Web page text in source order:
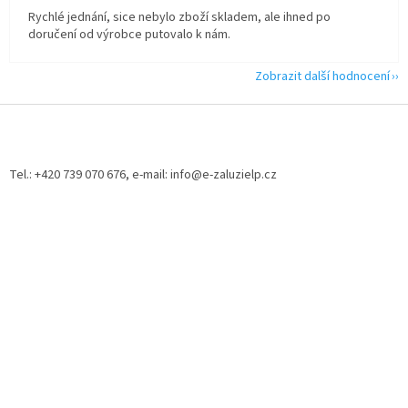
Rychlé jednání, sice nebylo zboží skladem, ale ihned po
doručení od výrobce putovalo k nám.
Zobrazit další hodnocení
Tel.: +420 739 070 676, e-mail: info@e-zaluzielp.cz